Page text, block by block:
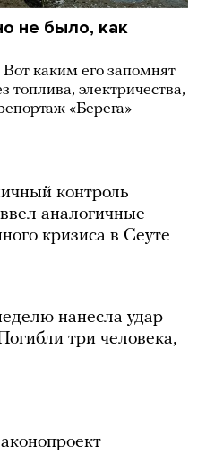
не было, как
каким его запомнят
топлива, электричества,
«Берега»
контроль
аналогичные
кризиса в Сеуте
нанесла удар
три человека,